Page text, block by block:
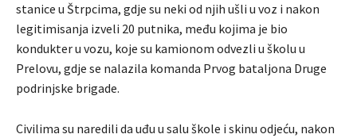
stanice u Štrpcima, gdje su neki od njih ušli u voz i nakon
legitimisanja izveli 20 putnika, među kojima je bio
kondukter u vozu, koje su kamionom odvezli u školu u
Prelovu, gdje se nalazila komanda Prvog bataljona Druge
podrinjske brigade.
Civilima su naredili da uđu u salu škole i skinu odjeću, nakon